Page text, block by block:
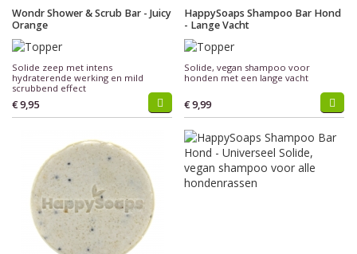
Wondr Shower & Scrub Bar - Juicy
Orange
Solide zeep met intens
hydraterende werking en mild
scrubbend effect
€ 9,95
HappySoaps Shampoo Bar Hond
- Lange Vacht
Solide, vegan shampoo voor
honden met een lange vacht
€ 9,99